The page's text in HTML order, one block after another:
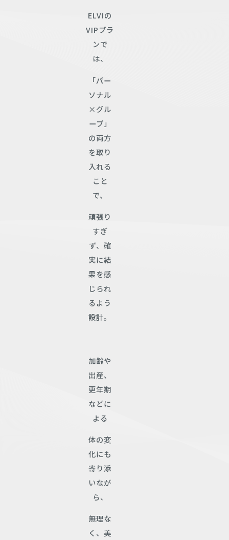
ELVIの
VIPプラ
ンで
は、
「パー
ソナル
×グル
ープ」
の両方
を取り
入れる
こと
で、
頑張り
すぎ
ず、確
実に結
果を感
じられ
るよう
設計。
加齢や
出産、
更年期
などに
よる
体の変
化にも
寄り添
いなが
ら、
無理な
く、美